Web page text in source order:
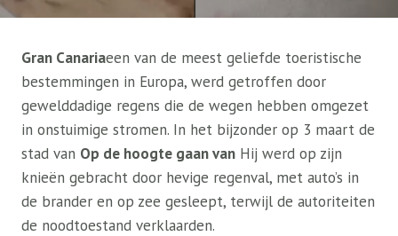
Gran Canariaeen van de meest geliefde toeristische
bestemmingen in Europa, werd getroffen door
gewelddadige regens die de wegen hebben omgezet
in onstuimige stromen. In het bijzonder op 3 maart de
stad van Op de hoogte gaan van Hij werd op zijn
knieën gebracht door hevige regenval, met auto’s in
de brander en op zee gesleept, terwijl de autoriteiten
de noodtoestand verklaarden.